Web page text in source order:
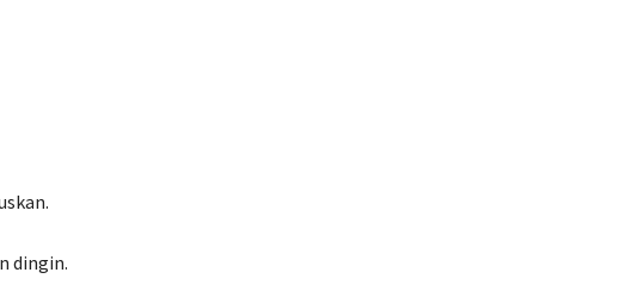
dingin.